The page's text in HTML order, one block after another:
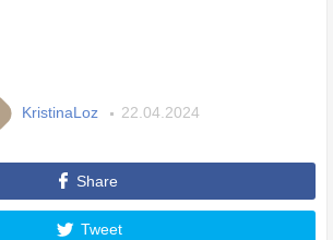
KristinaLoz 22.04.2024
Share
Tweet